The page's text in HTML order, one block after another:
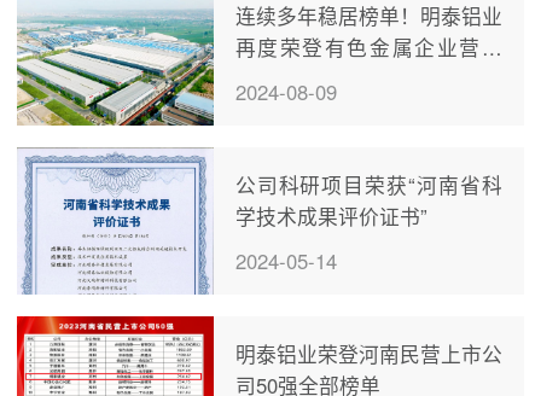
连续多年稳居榜单！明泰铝业
再度荣登有色金属企业营收
50强！
2024-08-09
公司科研项目荣获“河南省科
学技术成果评价证书”
2024-05-14
明泰铝业荣登河南民营上市公
司50强全部榜单